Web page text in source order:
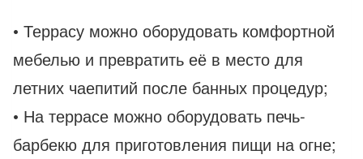
• Террасу можно оборудовать комфортной
мебелью и превратить её в место для
летних чаепитий после банных процедур;
• На террасе можно оборудовать печь-
барбекю для приготовления пищи на огне;